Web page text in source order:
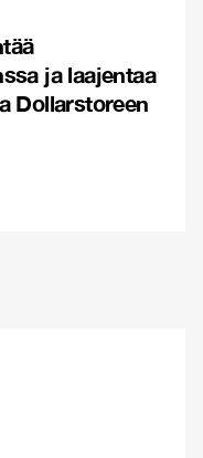
ja laajentaa
Dollarstoreen